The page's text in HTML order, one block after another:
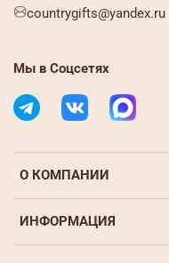
О КОМПАНИИ
ИНФОРМАЦИЯ
countrygifts@yandex.ru
Мы в Соцсетях